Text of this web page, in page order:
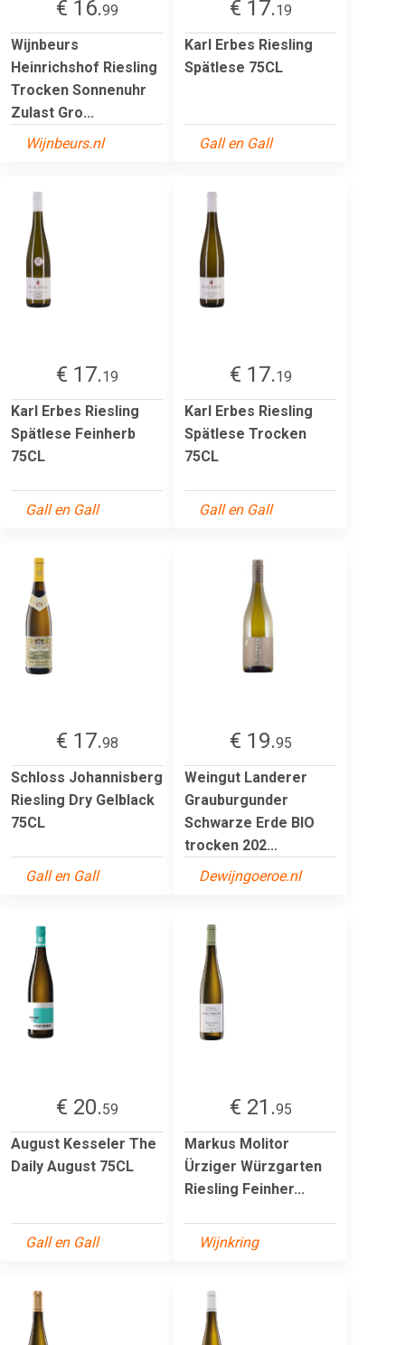
€ 16.99
Wijnbeurs
Heinrichshof Riesling
Trocken Sonnenuhr
Zulast Gro...
Wijnbeurs.nl
€ 17.19
Karl Erbes Riesling
Spätlese 75CL
Gall en Gall
€ 17.19
Karl Erbes Riesling
Spätlese Feinherb
75CL
Gall en Gall
€ 17.19
Karl Erbes Riesling
Spätlese Trocken
75CL
Gall en Gall
€ 17.98
Schloss Johannisberg
Riesling Dry Gelblack
75CL
Gall en Gall
€ 19.95
Weingut Landerer
Grauburgunder
Schwarze Erde BIO
trocken 202...
Dewijngoeroe.nl
€ 20.59
August Kesseler The
Daily August 75CL
Gall en Gall
€ 21.95
Markus Molitor
Ürziger Würzgarten
Riesling Feinher...
Wijnkring